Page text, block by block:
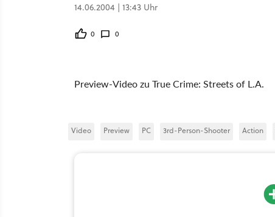
14.06.2004 | 13:43 Uhr
0 0
Preview-Video zu True Crime: Streets of L.A.
Video Preview PC 3rd-Person-Shooter Action